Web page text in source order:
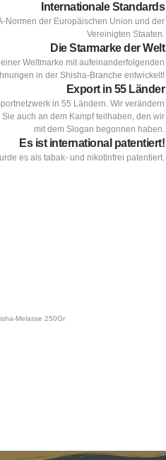
Internationale Standards
Normen der Europäischen Union und der
Vereinigten Staaten.
Die Starmarke der Welt
einer Weltmarke mit aufeinanderfolgenden
in der Shisha-Branche entwickelt!
Export in 55 Länder
in 55 Ländern. Wir verändern
auch an dem Kampf teilhaben, den wir
mit dem Slogan begonnen haben.
Es ist international patentiert!
es als tabak- und nikotinfrei patentiert.
Melasse 250Gr